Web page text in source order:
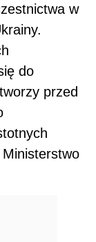
w
do
przed